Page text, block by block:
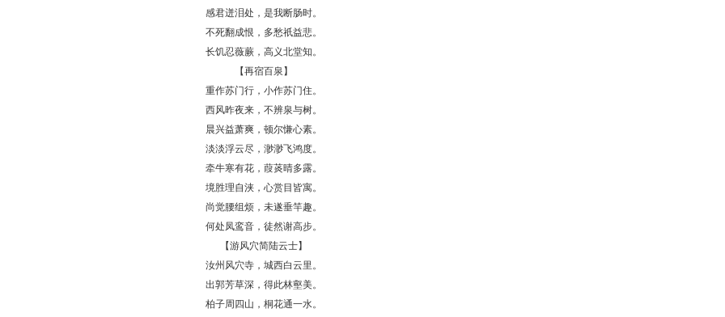
感君迸泪处，是我断肠时。
不死翻成恨，多愁祇益悲。
长饥忍薇蕨，高义北堂知。
【再宿百泉】
重作苏门行，小作苏门住。
西风昨夜来，不辨泉与树。
晨兴益萧爽，顿尔慊心素。
淡淡浮云尽，渺渺飞鸿度。
牵牛寒有花，葭菼晴多露。
境胜理自浃，心赏目皆寓。
尚觉腰组烦，未遂垂竿趣。
何处凤鸾音，徒然谢高步。
【游风穴简陆云士】
汝州风穴寺，城西白云里。
出郭芳草深，得此林壑美。
柏子周四山，桐花通一水。